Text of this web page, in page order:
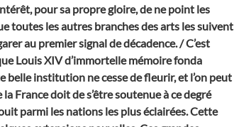
pour sa propre gloire, de ne point les
toutes les autres branches des arts les suivent
au premier signal de décadence. / C’est
Louis XIV d’immortelle mémoire fonda
belle institution ne cesse de fleurir, et l’on peut
France doit de s’être soutenue à ce degré
parmi les nations les plus éclairées. Cette